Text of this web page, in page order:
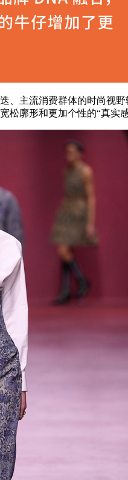
主流消费群体的时尚视
松廓形和更加个性的“真实